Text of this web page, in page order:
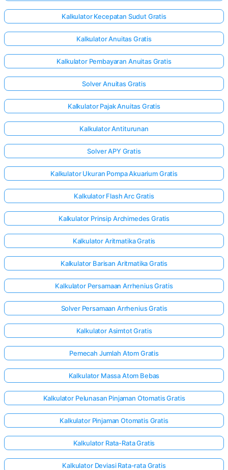
Kalkulator Kecepatan Sudut Gratis
Kalkulator Anuitas Gratis
Kalkulator Pembayaran Anuitas Gratis
Solver Anuitas Gratis
Kalkulator Pajak Anuitas Gratis
Kalkulator Antiturunan
Solver APY Gratis
Kalkulator Ukuran Pompa Akuarium Gratis
Kalkulator Flash Arc Gratis
Kalkulator Prinsip Archimedes Gratis
Kalkulator Aritmatika Gratis
Kalkulator Barisan Aritmatika Gratis
Kalkulator Persamaan Arrhenius Gratis
Solver Persamaan Arrhenius Gratis
Kalkulator Asimtot Gratis
Pemecah Jumlah Atom Gratis
Kalkulator Massa Atom Bebas
Kalkulator Pelunasan Pinjaman Otomatis Gratis
Kalkulator Pinjaman Otomatis Gratis
Kalkulator Rata-Rata Gratis
Kalkulator Deviasi Rata-rata Gratis